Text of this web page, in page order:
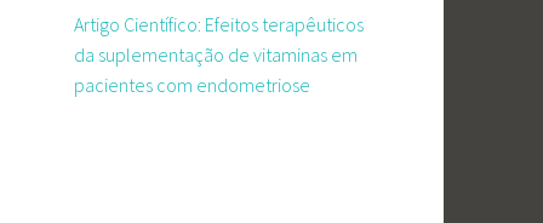
Artigo Científico: Efeitos terapêuticos
da suplementação de vitaminas em
pacientes com endometriose